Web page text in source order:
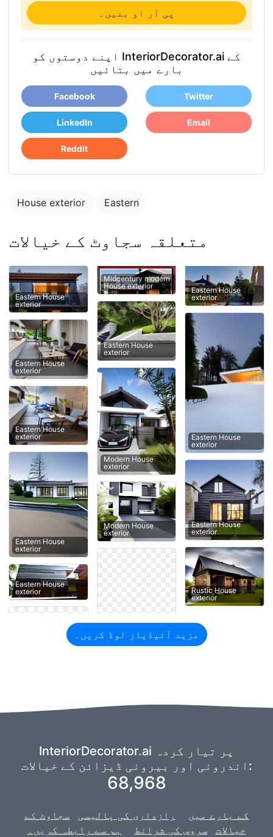
پی آر او بنیں۔
اپنے دوستوں کو InteriorDecorator.ai کے
بارے میں بتائیں
Facebook Twitter
LinkedIn Email
Reddit
House exterior Eastern
متعلقہ سجاوٹ کے خیالات
Eastern House
exterior
Eastern House
exterior
Eastern House
exterior
Eastern House
exterior
Eastern House
exterior
Midcentury modern
House exterior
Eastern House
exterior
Modern House
exterior
Modern House
exterior
Eastern House
exterior
Eastern House
exterior
Eastern House
exterior
Rustic House
exterior
مزید آئیڈیاز لوڈ کریں۔
InteriorDecorator.ai پر تیار کردہ
اندرونی اور بیرونی ڈیزائن کے خیالات:
68,968
کے بارے میں رازداری کی پالیسی
سجاوٹ کے
خیالات
سروس کی شرائط ہم سے رابطہ کریں۔